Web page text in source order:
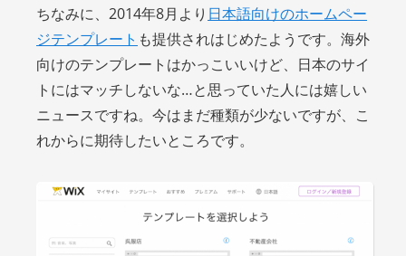
ちなみに、2014年8月より 日本語向けのホームペー
ジテンプレート も提供されはじめたようです。海外
向けのテンプレートはかっこいいけど、日本のサイ
トにはマッチしないな…と思っていた人には嬉しい
ニュースですね。今はまだ種類が少ないですが、こ
れからに期待したいところです。